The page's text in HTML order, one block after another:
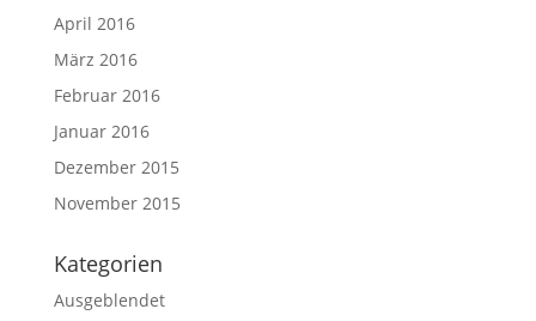
April 2016
März 2016
Februar 2016
Januar 2016
Dezember 2015
November 2015
Kategorien
Ausgeblendet